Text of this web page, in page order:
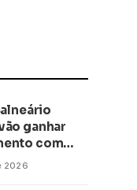
ganhar
com
artificial
2026